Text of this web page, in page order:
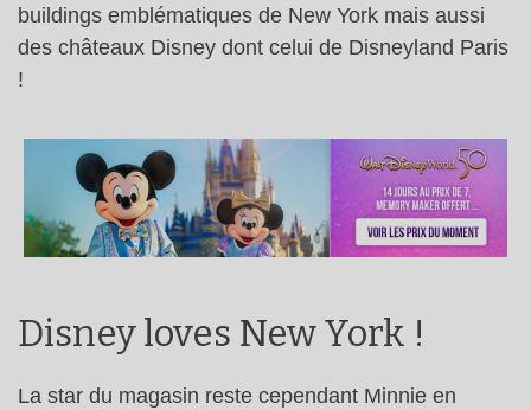
buildings emblématiques de New York mais aussi
des châteaux Disney dont celui de Disneyland Paris
!
Disney loves New York !
La star du magasin reste cependant Minnie en